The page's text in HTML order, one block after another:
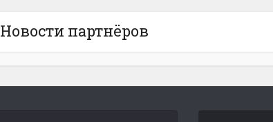
Новости партнёров